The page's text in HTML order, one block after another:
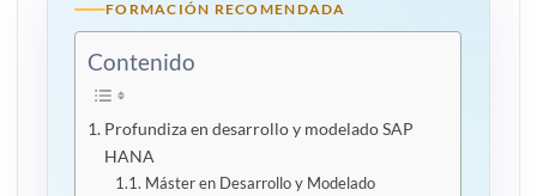
FORMACIÓN RECOMENDADA
Contenido
Profundiza en desarrollo y modelado SAP
HANA
Máster en Desarrollo y Modelado